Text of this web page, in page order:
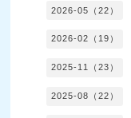
2026-05（22）
2026-02（19）
2025-11（23）
2025-08（22）